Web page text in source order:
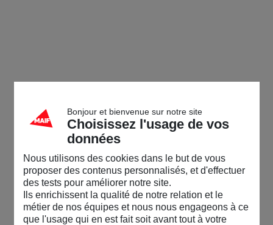
Bonjour et bienvenue sur notre site
Choisissez l'usage de vos
données
Nous utilisons des cookies dans le but de vous
proposer des contenus personnalisés, et d'effectuer
des tests pour améliorer notre site.
Ils enrichissent la qualité de notre relation et le
métier de nos équipes et nous nous engageons à ce
que l'usage qui en est fait soit avant tout à votre